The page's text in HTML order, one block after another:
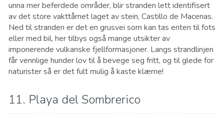
unna mer beferdede områder, blir stranden lett identifisert
av det store vakttårnet laget av stein, Castillo de Macenas.
Ned til stranden er det en grusvei som kan tas enten til fots
eller med bil, her tilbys også mange utsikter av
imponerende vulkanske fjellformasjoner. Langs strandlinjen
får vennlige hunder lov til å bevege seg fritt, og til glede for
naturister så er det fult mulig å kaste klærne!
11. Playa del Sombrerico